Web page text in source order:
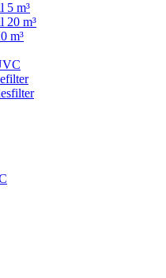
5 m³
20 m³
m³